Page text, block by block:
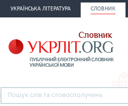
УКРАЇНСЬКА ЛІТЕРАТУРА СЛОВНИК